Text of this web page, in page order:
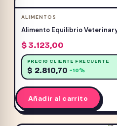
ALIMENTOS
Alimento Equilibrio
$3.123,00
PRECIO CLIENTE FRECUENTE
$ 2.810,70 −10%
Añadir al carrito